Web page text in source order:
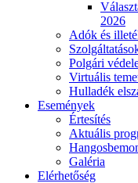
2026
Adók és
Polgári
Virtuális
Hulladék
Események
Értesítés
Aktuális
Galéria
Elérhetőség